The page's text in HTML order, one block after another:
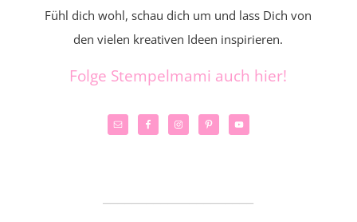
Fühl dich wohl, schau dich um und lass Dich von
den vielen kreativen Ideen inspirieren.
Folge Stempelmami auch hier!